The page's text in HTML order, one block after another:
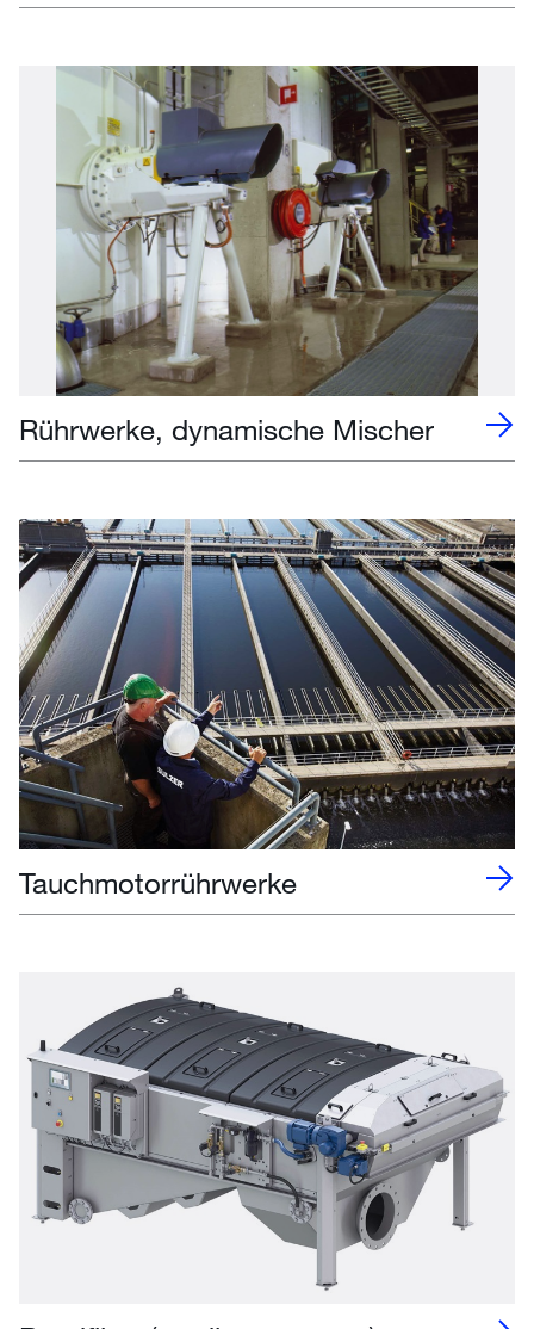
Rührwerke, dynamische Mischer
Tauchmotorrührwerke